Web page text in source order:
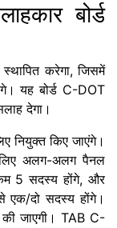
बोर्ड
करेगा, जिसमें
यह बोर्ड C-DOT
देगा।
नियुक्त किए जाएंगे।
अलग-अलग पैनल
5 सदस्य होंगे, और
एक/दो सदस्य होंगे।
की जाएगी। TAB C-